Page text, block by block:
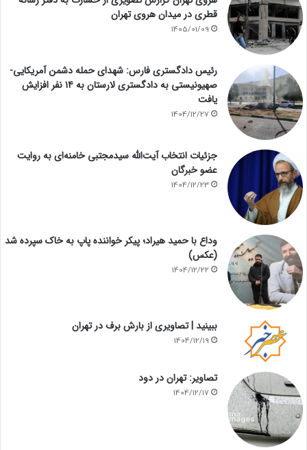
قطری در میدان هروی تهران
1405/01/09
رئیس دادگستری فارس: شهدای حمله دشمن آمریکایی-
صهیونیستی به دادگستری لارستان به ۱۴ نفر افزایش
یافت
1404/12/27
جزئیات انتخاب آیت‌الله سیدمجتبی خامنه‌ای به روایت
عضو خبرگان
1404/12/23
وداع با حمید هیراد؛ پیکر خواننده پاپ به خاک سپرده شد
(عکس)
1404/12/22
ببینید | تصاویری از بارش برف در تهران
1404/12/19
تصاویر: تهران در دود
1404/12/17